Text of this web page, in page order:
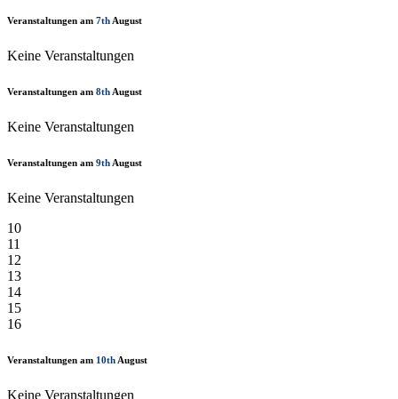
Veranstaltungen am 7th August
Keine Veranstaltungen
Veranstaltungen am 8th August
Keine Veranstaltungen
Veranstaltungen am 9th August
Keine Veranstaltungen
10
11
12
13
14
15
16
Veranstaltungen am 10th August
Keine Veranstaltungen